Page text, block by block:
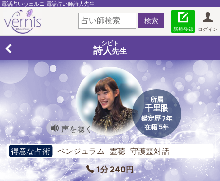
電話占いヴェルニ 電話占い師詩人先生
ログイン
新規登録
シビト
詩人先生
所属
千里眼
鑑定歴 7年
在籍 5年
声を聴く
得意な占術
ペンジュラム 霊聴 守護霊対話
1分 240円